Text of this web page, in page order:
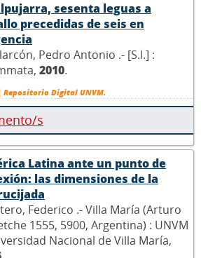
sesenta leguas a
precedidas de seis en
Pedro Antonio .- [S.l.] :
2010.
Repositorio Digital UNVM.
s
Latina ante un punto de
las dimensiones de la
Federico .- Villa María (Arturo
1555, 5900, Argentina) : UNVM
Nacional de Villa María,